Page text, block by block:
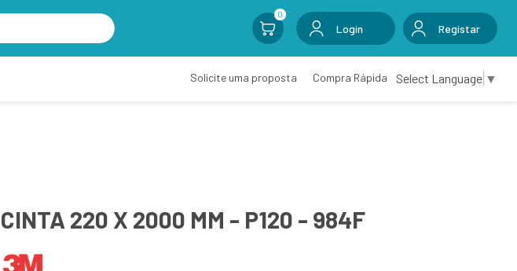
0
Login Registar
Solicite uma proposta Compra Rápida Select Language ▼
CINTA 220 X 2000 MM - P120 - 984F